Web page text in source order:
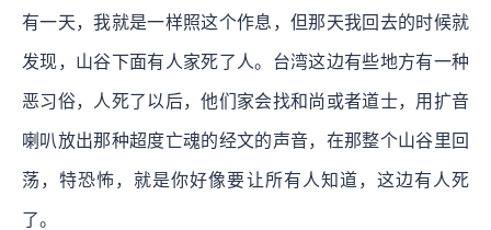
有一天，我就是一样照这个作息，但那天我回去的时候就
发现，山谷下面有人家死了人。台湾这边有些地方有一种
恶习俗，人死了以后，他们家会找和尚或者道士，用扩音
喇叭放出那种超度亡魂的经文的声音，在那整个山谷里回
荡，特恐怖，就是你好像要让所有人知道，这边有人死
了。